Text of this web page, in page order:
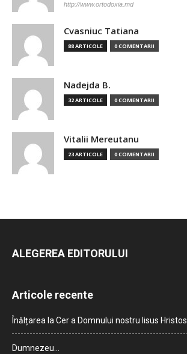
http://www.ortodoxia.md
Cvasniuc Tatiana
88 ARTICOLE 0 COMENTARII
Nadejda B.
32 ARTICOLE 0 COMENTARII
Vitalii Mereutanu
23 ARTICOLE 0 COMENTARII
ALEGEREA EDITORULUI
Articole recente
Înălțarea la Cer a Domnului nostru Iisus Hristos
Dumnezeu…